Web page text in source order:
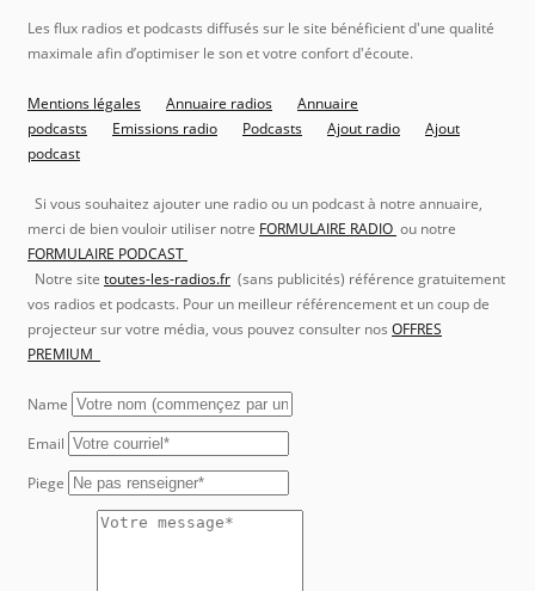
Les flux radios et podcasts diffusés sur le site bénéficient d'une qualité
maximale afin d’optimiser le son et votre confort d'écoute.
Mentions légales Annuaire radios
Annuaire
podcasts
Emissions radio Podcasts Ajout radio
Ajout
podcast
Si vous souhaitez ajouter une radio ou un podcast à notre annuaire,
merci de bien vouloir utiliser notre FORMULAIRE RADIO ou notre
FORMULAIRE PODCAST
Notre site toutes-les-radios.fr (sans publicités) référence gratuitement
vos radios et podcasts. Pour un meilleur référencement et un coup de
projecteur sur votre média, vous pouvez consulter nos OFFRES
PREMIUM
Name
Email
Piege